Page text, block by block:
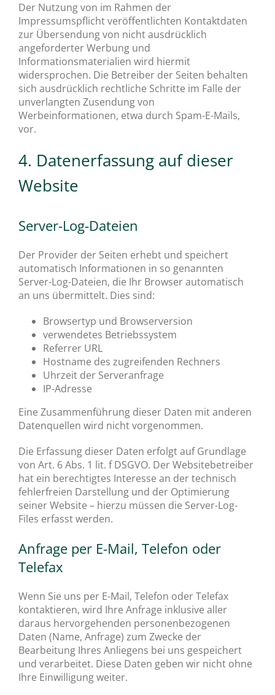
Der Nutzung von im Rahmen der
Impressumspflicht veröffentlichten Kontaktdaten
zur Übersendung von nicht ausdrücklich
angeforderter Werbung und
Informationsmaterialien wird hiermit
widersprochen. Die Betreiber der Seiten behalten
sich ausdrücklich rechtliche Schritte im Falle der
unverlangten Zusendung von
Werbeinformationen, etwa durch Spam-E-Mails,
vor.
4. Datenerfassung auf dieser
Website
Server-Log-Dateien
Der Provider der Seiten erhebt und speichert
automatisch Informationen in so genannten
Server-Log-Dateien, die Ihr Browser automatisch
an uns übermittelt. Dies sind:
Browsertyp und Browserversion
verwendetes Betriebssystem
Referrer URL
Hostname des zugreifenden Rechners
Uhrzeit der Serveranfrage
IP-Adresse
Eine Zusammenführung dieser Daten mit anderen
Datenquellen wird nicht vorgenommen.
Die Erfassung dieser Daten erfolgt auf Grundlage
von Art. 6 Abs. 1 lit. f DSGVO. Der Websitebetreiber
hat ein berechtigtes Interesse an der technisch
fehlerfreien Darstellung und der Optimierung
seiner Website – hierzu müssen die Server-Log-
Files erfasst werden.
Anfrage per E-Mail, Telefon oder
Telefax
Wenn Sie uns per E-Mail, Telefon oder Telefax
kontaktieren, wird Ihre Anfrage inklusive aller
daraus hervorgehenden personenbezogenen
Daten (Name, Anfrage) zum Zwecke der
Bearbeitung Ihres Anliegens bei uns gespeichert
und verarbeitet. Diese Daten geben wir nicht ohne
Ihre Einwilligung weiter.